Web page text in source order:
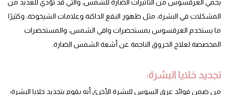
يحمي العرقسوس من التأثيرات الضارة للشمس، والتي قد تؤدي للعديد من
المشكلات في البشرة، مثل ظهور البقع الداكنة وعلامات الشيخوخة، وكثيرًا
ما يستخدم العرقسوس بمستحضرات واقي الشمس، والمستحضرات
المخصصة لعلاج الحروق الناجمة عن أشعة الشمس الضارة.
تجديد خلايا البشرة:
من ضمن فوائد عرق السوس للبشرة الأخرى أنه يقوم بتجديد خلايا البشرة؛